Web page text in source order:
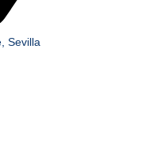
Sevilla